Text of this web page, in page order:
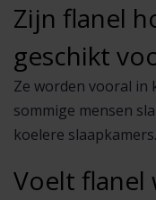
Zijn flanel
geschikt
Ze worden vooral in
sommige mensen
koelere slaapkamers.
Voelt flanel